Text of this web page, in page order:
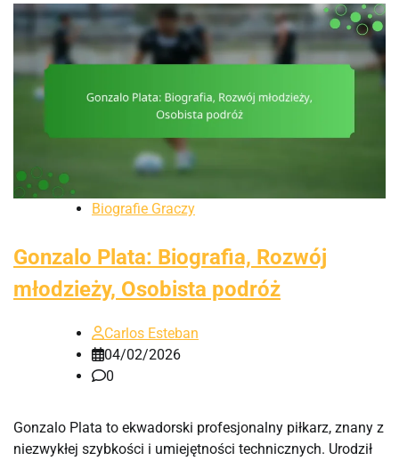
Biografie Graczy
Gonzalo Plata: Biografia, Rozwój
młodzieży, Osobista podróż
Carlos Esteban
04/02/2026
0
Gonzalo Plata to ekwadorski profesjonalny piłkarz, znany z
niezwykłej szybkości i umiejętności technicznych. Urodził